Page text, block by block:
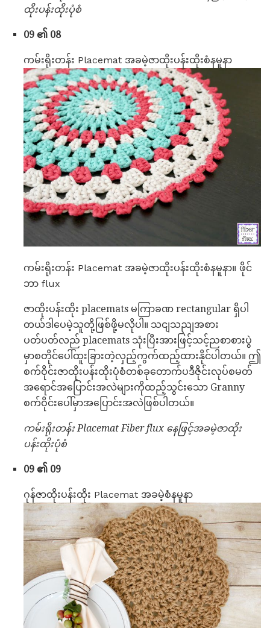
ထိုးပန်းထိုးပုံစံ
09 ၏ 08
ကမ်းရိုးတန်း Placemat အခမဲ့ဇာထိုးပန်းထိုးစံနမူနာ
ကမ်းရိုးတန်း Placemat အခမဲ့ဇာထိုးပန်းထိုးစံနမူနာ။ ဖိုင်
ဘာ flux
ဇာထိုးပန်းထိုး placemats မကြာခဏ rectangular ရှိပါ
တယ်ဒါပေမဲ့သူတို့ဖြစ်ဖို့မလိုပါ။ သငျသညျအစား
ပတ်ပတ်လည် placemats သုံးပြီးအားဖြင့်သင့်ညစာစားပွဲ
မှာစတိုင်ပေါ်ထူးခြားတဲ့လှည့်ကွက်ထည့်ထားနိုင်ပါတယ်။ ဤ
စက်ဝိုင်းဇာထိုးပန်းထိုးပုံစံတစ်ခုတောက်ပဒီဇိုင်းလုပ်စမတ်
အရောင်အပြောင်းအလဲများကိုထည့်သွင်းသော Granny
စက်ဝိုင်းပေါ်မှာအပြောင်းအလဲဖြစ်ပါတယ်။
ကမ်းရိုးတန်း Placemat Fiber flux နေဖြင့်အခမဲ့ဇာထိုး
ပန်းထိုးပုံစံ
09 ၏ 09
ဂုန်ဇာထိုးပန်းထိုး Placemat အခမဲ့စံနမူနာ